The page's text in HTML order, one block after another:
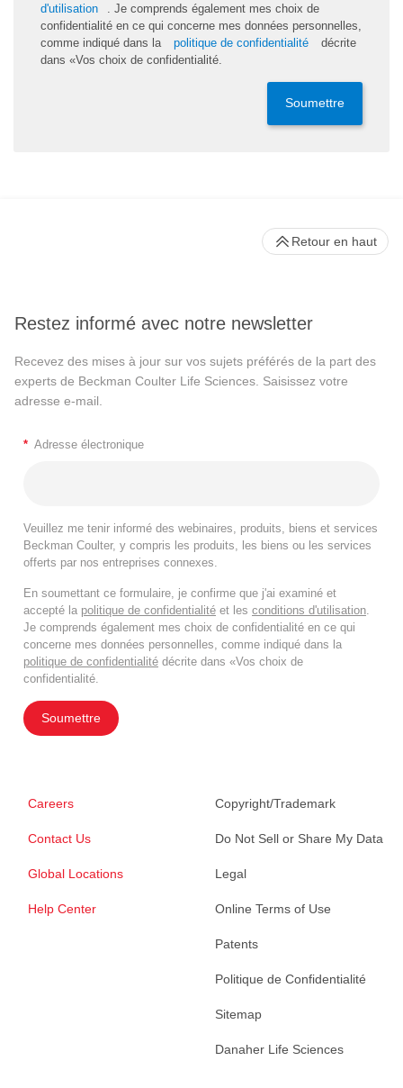
d'utilisation
. Je comprends également mes choix de
confidentialité en ce qui concerne mes données personnelles,
comme indiqué dans la
politique de confidentialité
décrite
dans «Vos choix de confidentialité.
Soumettre
Restez informé avec notre newsletter
Recevez des mises à jour sur vos sujets préférés de la part des
experts de Beckman Coulter Life Sciences. Saisissez votre
adresse e-mail.
* Adresse électronique
Veuillez me tenir informé des webinaires, produits, biens et services
Beckman Coulter, y compris les produits, les biens ou les services
offerts par nos entreprises connexes.
En soumettant ce formulaire, je confirme que j'ai examiné et
accepté la politique de confidentialité et les conditions d'utilisation
Je comprends également mes choix de confidentialité en ce qui
concerne mes données personnelles, comme indiqué dans la
politique de confidentialité décrite dans «Vos choix de
confidentialité.
Soumettre
Careers
Contact Us
Global Locations
Help Center
Copyright/Trademark
Do Not Sell or Share My Data
Legal
Online Terms of Use
Patents
Politique de Confidentialité
Sitemap
Danaher Life Sciences
Retour en haut